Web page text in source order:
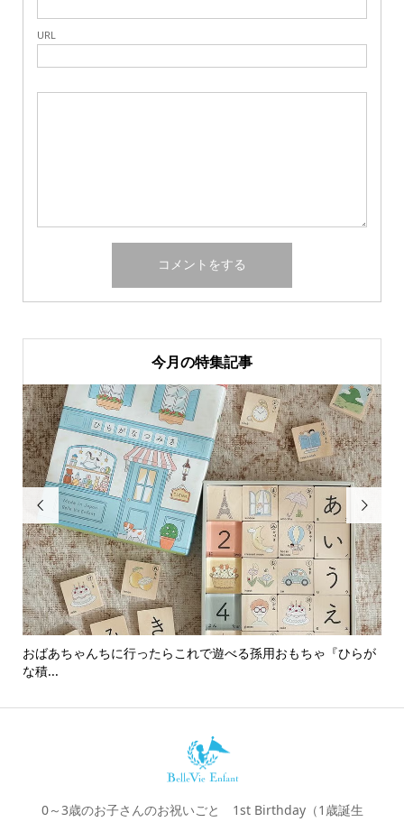
URL
今月の特集記事

おばあちゃんちに行ったらこれで遊べる孫用おもちゃ『ひらが
な積...

0～3歳のお子さんのお祝いごと 1st Birthday（1歳誕生